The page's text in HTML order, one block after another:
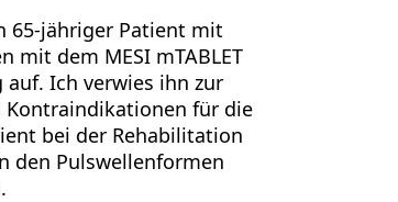
65-jähriger Patient mit
dem MESI mTABLET
auf. Ich verwies ihn zur
für die
bei der Rehabilitation
den Pulswellenformen